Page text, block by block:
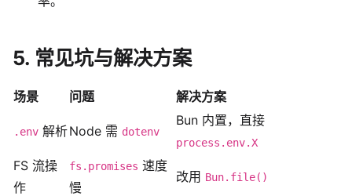
5. 常见坑与解决方案
场景 问题 解决方案
.env 解析Node 需 dotenv
Bun 内置，直接
process.env.X
FS 流操
作
fs.promises 速度
慢
改用 Bun.file()